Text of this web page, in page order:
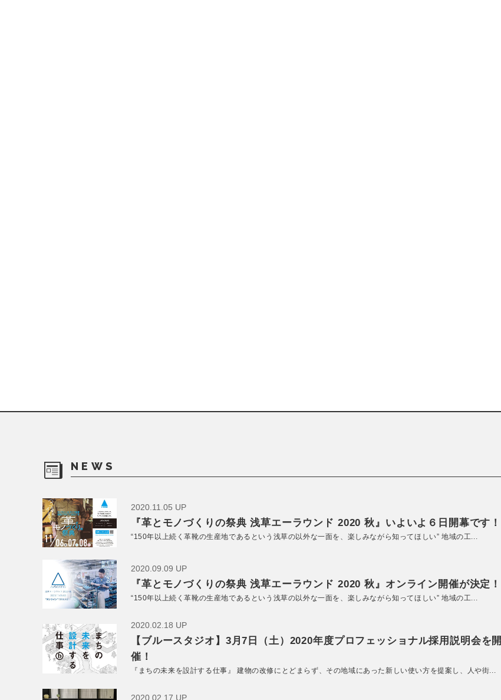
NEWS
2020.11.05 UP
『革とモノづくりの祭典 浅草エーラウンド 2020 秋』いよいよ６日開幕です！
“150年以上続く革靴の生産地であるという浅草の以外な一面を、楽しみながら知ってほしい” 地域の工...
2020.09.09 UP
『革とモノづくりの祭典 浅草エーラウンド 2020 秋』オンライン開催が決定！
“150年以上続く革靴の生産地であるという浅草の以外な一面を、楽しみながら知ってほしい” 地域の工...
2020.02.18 UP
【ブルースタジオ】3月7日（土）2020年度プロフェッショナル採用説明会を開
催！
『まちの未来を設計する仕事』 建物の改修にとどまらず、その地域にあった新しい使い方を提案し、人や街...
2020.02.17 UP